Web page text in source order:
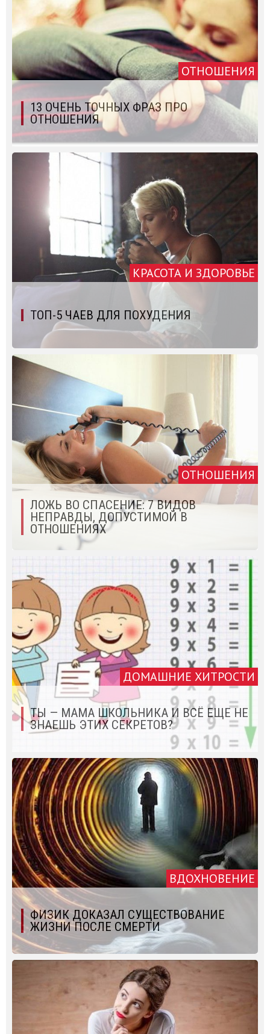
ОТНОШЕНИЯ
13 ОЧЕНЬ ТОЧНЫХ ФРАЗ ПРО
ОТНОШЕНИЯ
КРАСОТА И ЗДОРОВЬЕ
ТОП-5 ЧАЕВ ДЛЯ ПОХУДЕНИЯ
ОТНОШЕНИЯ
ЛОЖЬ ВО СПАСЕНИЕ: 7 ВИДОВ
НЕПРАВДЫ, ДОПУСТИМОЙ В
ОТНОШЕНИЯХ
ДОМАШНИЕ ХИТРОСТИ
ТЫ — МАМА ШКОЛЬНИКА И ВСЁ ЕЩЕ НЕ
ЗНАЕШЬ ЭТИХ СЕКРЕТОВ?
ВДОХНОВЕНИЕ
ФИЗИК ДОКАЗАЛ СУЩЕСТВОВАНИЕ
ЖИЗНИ ПОСЛЕ СМЕРТИ